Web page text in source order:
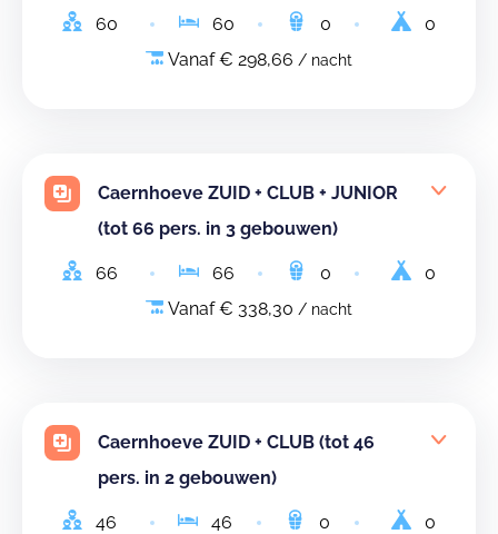
60 60 0
0
Vanaf € 298,66 / nacht
Caernhoeve ZUID + CLUB + JUNIOR
(tot 66 pers. in 3 gebouwen)
66 66 0
0
Vanaf € 338,30 / nacht
Caernhoeve ZUID + CLUB (tot 46
pers. in 2 gebouwen)
46 46 0
0